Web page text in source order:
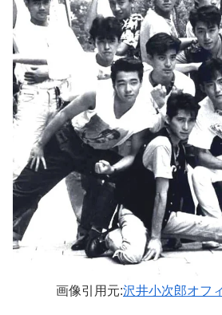
画像引用元:沢井小次郎オフ